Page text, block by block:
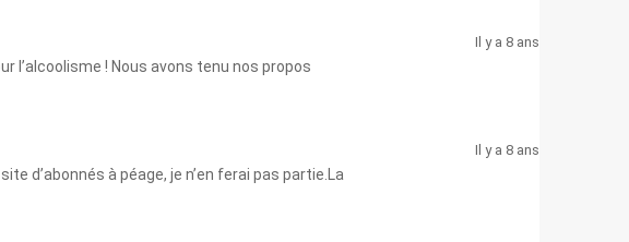
l’alcoolisme ! Nous avons tenu nos propos
Il y a 8 ans
d’abonnés à péage, je n’en ferai pas partie.La
Il y a 8 ans